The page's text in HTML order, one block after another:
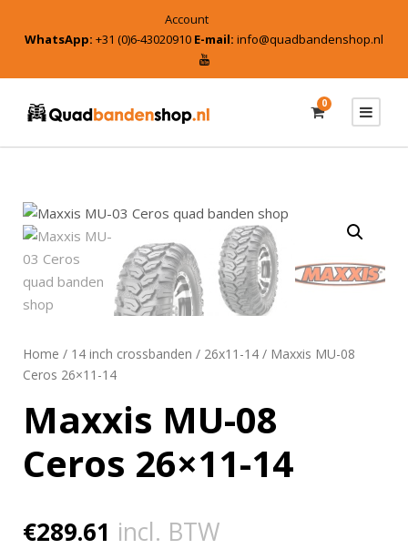
Account
WhatsApp: +31 (0)6-43020910 E-mail: info@quadbandenshop.nl
0
Home / 14 inch crossbanden / 26x11-14 / Maxxis MU-08
Ceros 26×11-14
Maxxis MU-08
Ceros 26×11-14
€289.61 incl. BTW